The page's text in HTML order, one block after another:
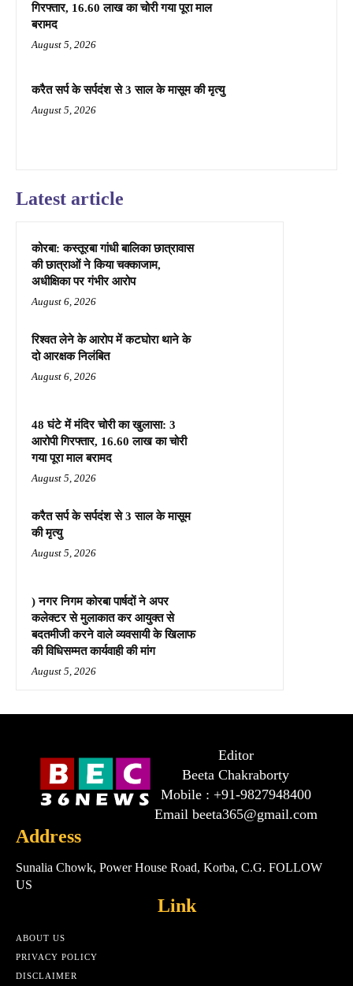
गिरफ्तार, 16.60 लाख का चोरी गया पूरा माल
बरामद
August 5, 2026
करैत सर्प के सर्पदंश से 3 साल के मासूम की मृत्यु
August 5, 2026
Latest article
कोरबा: कस्तूरबा गांधी बालिका छात्रावास
की छात्राओं ने किया चक्काजाम,
अधीक्षिका पर गंभीर आरोप
August 6, 2026
रिश्वत लेने के आरोप में कटघोरा थाने के
दो आरक्षक निलंबित
August 6, 2026
48 घंटे में मंदिर चोरी का खुलासा: 3
आरोपी गिरफ्तार, 16.60 लाख का चोरी
गया पूरा माल बरामद
August 5, 2026
करैत सर्प के सर्पदंश से 3 साल के मासूम
की मृत्यु
August 5, 2026
) नगर निगम कोरबा पार्षदों ने अपर
कलेक्टर से मुलाकात कर आयुक्त से
बदतमीजी करने वाले व्यवसायी के खिलाफ
की विधिसम्मत कार्यवाही की मांग
August 5, 2026
Editor
Beeta Chakraborty
Mobile : +91-9827948400
Email beeta365@gmail.com
Address
Sunalia Chowk, Power House Road, Korba, C.G. FOLLOW
US
Link
ABOUT US
PRIVACY POLICY
DISCLAIMER